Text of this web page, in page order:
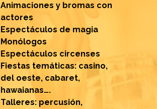
Animaciones y bromas con
actores
Espectáculos de magia
Monólogos
Espectáculos circenses
Fiestas temáticas: casino,
del oeste, cabaret,
hawaianas….
Talleres: percusión,